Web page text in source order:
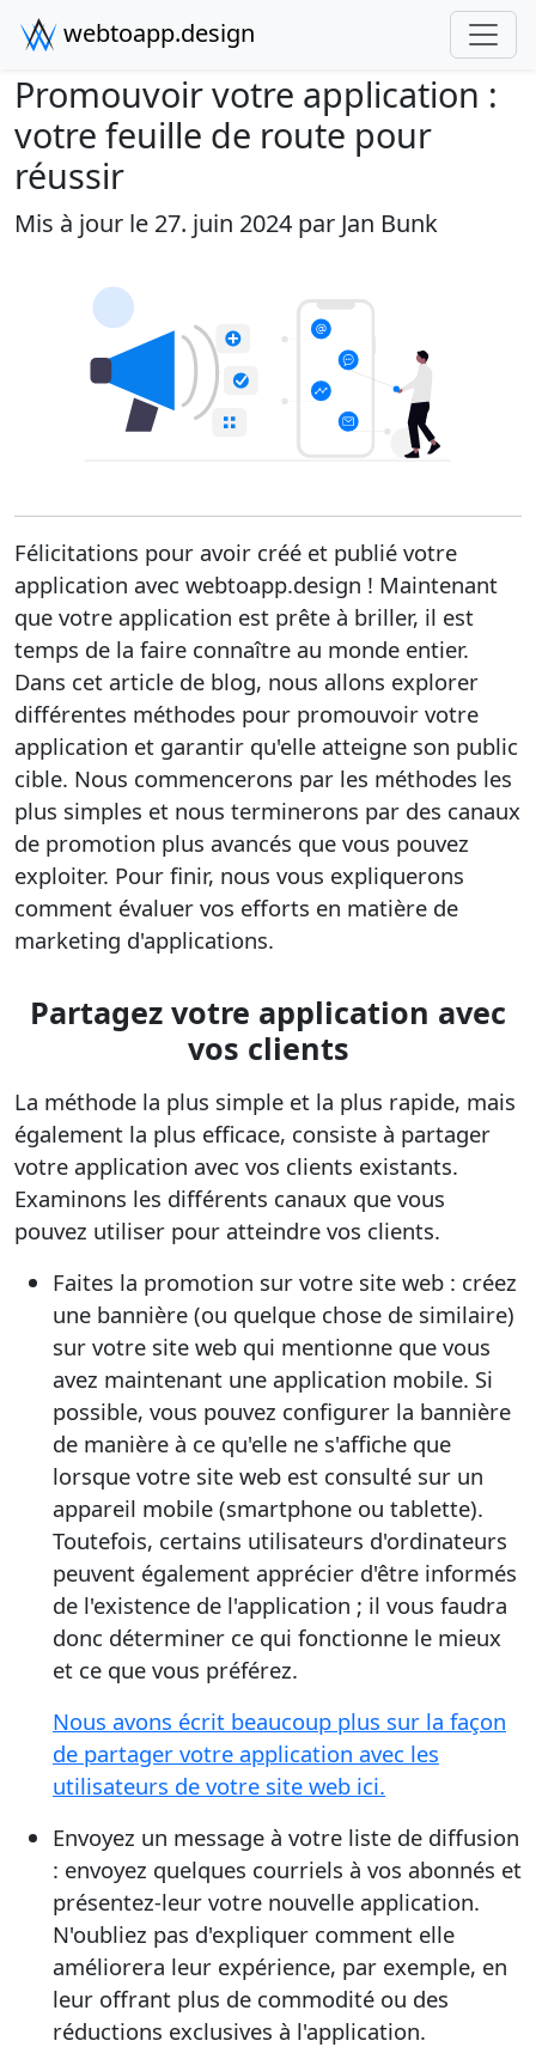
webtoapp.design
Promouvoir votre application :
votre feuille de route pour
réussir
Mis à jour le 27. juin 2024 par Jan Bunk
Félicitations pour avoir créé et publié votre
application avec webtoapp.design ! Maintenant
que votre application est prête à briller, il est
temps de la faire connaître au monde entier.
Dans cet article de blog, nous allons explorer
différentes méthodes pour promouvoir votre
application et garantir qu'elle atteigne son public
cible. Nous commencerons par les méthodes les
plus simples et nous terminerons par des canaux
de promotion plus avancés que vous pouvez
exploiter. Pour finir, nous vous expliquerons
comment évaluer vos efforts en matière de
marketing d'applications.
Partagez votre application avec
vos clients
La méthode la plus simple et la plus rapide, mais
également la plus efficace, consiste à partager
votre application avec vos clients existants.
Examinons les différents canaux que vous
pouvez utiliser pour atteindre vos clients.
Faites la promotion sur votre site web : créez
une bannière (ou quelque chose de similaire)
sur votre site web qui mentionne que vous
avez maintenant une application mobile. Si
possible, vous pouvez configurer la bannière
de manière à ce qu'elle ne s'affiche que
lorsque votre site web est consulté sur un
appareil mobile (smartphone ou tablette).
Toutefois, certains utilisateurs d'ordinateurs
peuvent également apprécier d'être informés
de l'existence de l'application ; il vous faudra
donc déterminer ce qui fonctionne le mieux
et ce que vous préférez.
Nous avons écrit beaucoup plus sur la façon
de partager votre application avec les
utilisateurs de votre site web ici.
Envoyez un message à votre liste de diffusion
: envoyez quelques courriels à vos abonnés et
présentez-leur votre nouvelle application.
N'oubliez pas d'expliquer comment elle
améliorera leur expérience, par exemple, en
leur offrant plus de commodité ou des
réductions exclusives à l'application.